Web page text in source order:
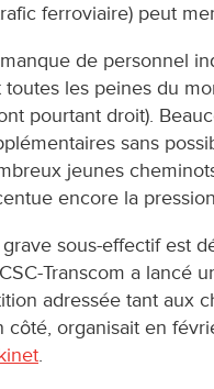
ferroviaire) peut
de personnel
toutes les peines du
pourtant droit).
sans
jeunes
encore la
grave sous-effectif est
Transcom a lancé
adressée tant aux
côté, organisait en
.